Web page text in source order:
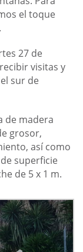
el toque
27 de
visitas y
sur de
de madera
grosor,
así como
superficie
de 5 x 1 m.